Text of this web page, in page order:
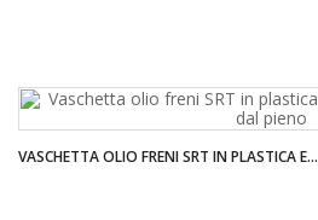
VASCHETTA OLIO FRENI SRT IN PLASTICA E...